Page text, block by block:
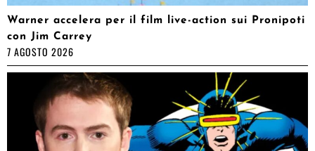
Warner accelera per il film live-action sui Pronipoti
con Jim Carrey
7 AGOSTO 2026